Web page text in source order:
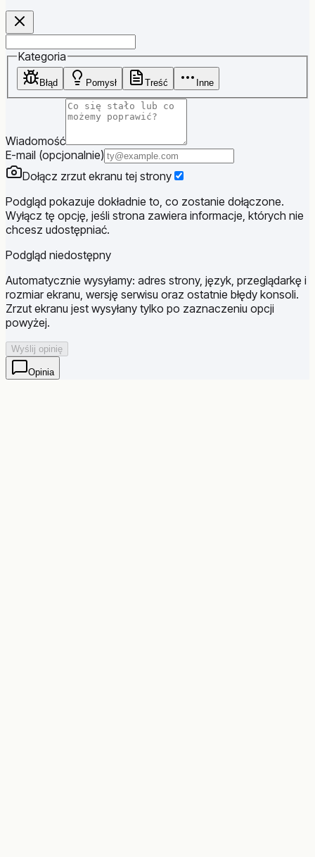
Website
Kategoria
Błąd Pomysł Treść Inne
Wiadomość
E-mail (opcjonalnie)
Dołącz zrzut ekranu tej strony
Podgląd pokazuje dokładnie to, co zostanie dołączone.
Wyłącz tę opcję, jeśli strona zawiera informacje, których nie
chcesz udostępniać.
Podgląd niedostępny
Automatycznie wysyłamy: adres strony, język, przeglądarkę i
rozmiar ekranu, wersję serwisu oraz ostatnie błędy konsoli.
Zrzut ekranu jest wysyłany tylko po zaznaczeniu opcji
powyżej.
Wyślij opinię
Opinia